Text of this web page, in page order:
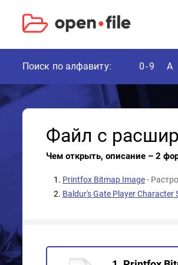
Поиск по алфавиту: 0-9 A
Файл с
Чем открыть, описание – 2
Printfox Bitmap Image-
Baldur's Gate Player Character